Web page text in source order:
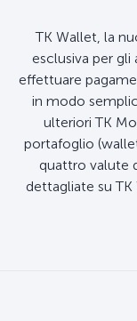
TK Wallet, la
esclusiva per
effettuare
in modo
ulteriori TK
portafoglio
quattro valute
dettagliate su